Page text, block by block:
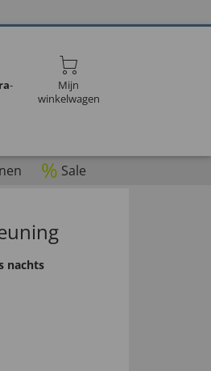
-
Mijn
winkelwagen
% Sale
nachts